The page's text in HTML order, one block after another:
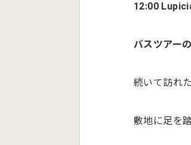
12:00
バスツアー
続いて訪れ
敷地に足を